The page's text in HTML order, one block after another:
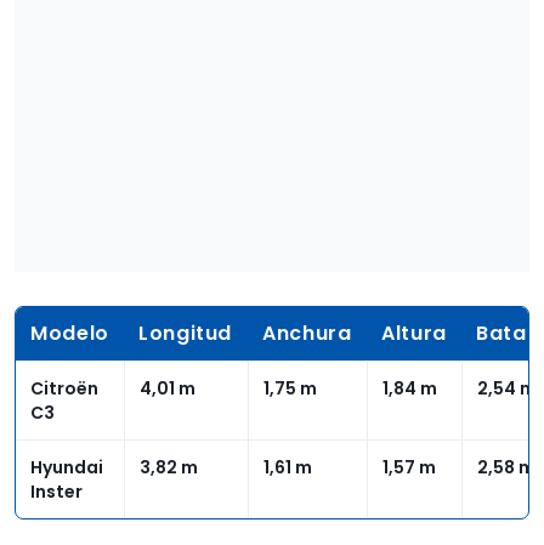
Modelo Longitud Anchura Altura
Citroën
C3
4,01 m 1,75 m 1,84 m 2,54 m
Hyundai
Inster
3,82 m 1,61 m 1,57 m 2,58 m